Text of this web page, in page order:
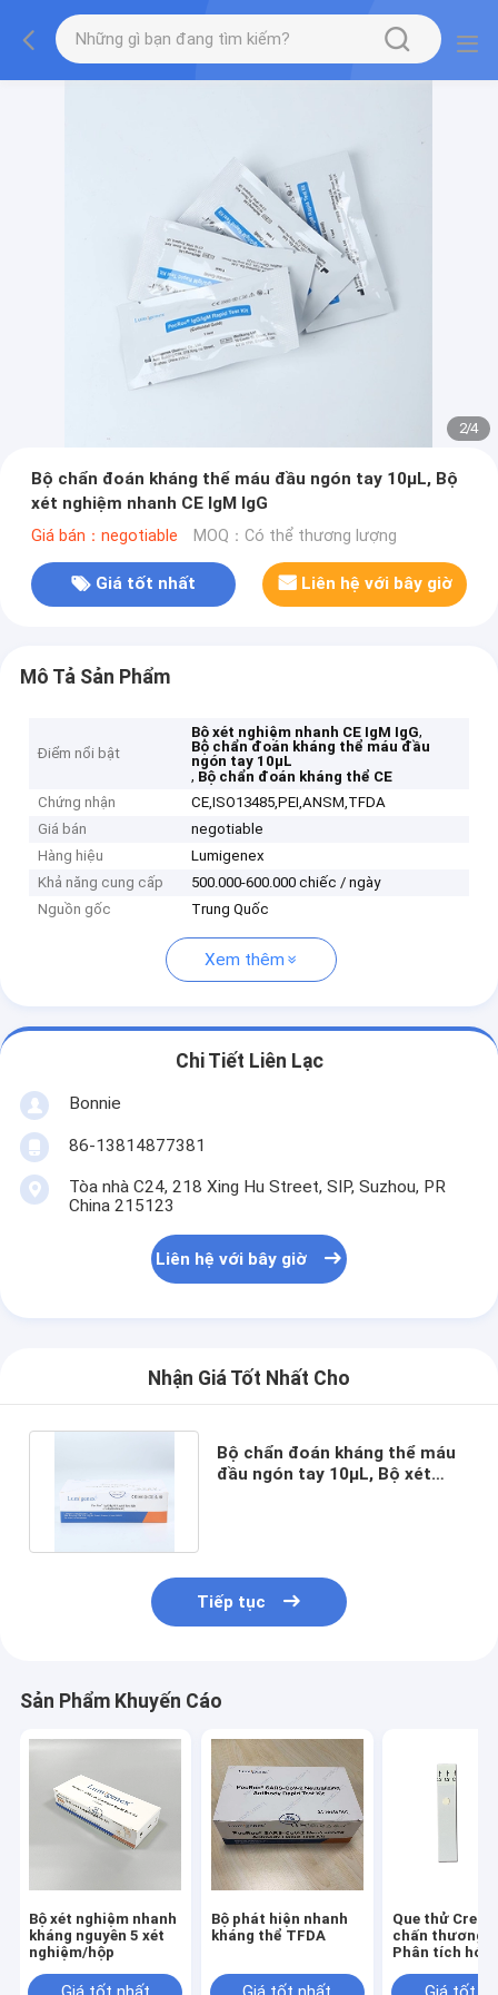
2/4
Bộ chẩn đoán kháng thể máu đầu ngón tay 10μL, Bộ
xét nghiệm nhanh CE IgM IgG
Giá bán：negotiable MOQ：Có thể thương lượng
Giá tốt nhất Liên hệ với bây giờ
Mô Tả Sản Phẩm
Điểm nổi bật
Bộ xét nghiệm nhanh CE IgM IgG,
Bộ chẩn đoán kháng thể máu đầu
ngón tay 10μL
, Bộ chẩn đoán kháng thể CE
Chứng nhận
CE,ISO13485,PEI,ANSM,TFDA
Giá bán
negotiable
Hàng hiệu
Lumigenex
Khả năng cung cấp
500.000-600.000 chiếc / ngày
Nguồn gốc
Trung Quốc
Xem thêm
Chi Tiết Liên Lạc
Bonnie
86-13814877381
Tòa nhà C24, 218 Xing Hu Street, SIP, Suzhou, PR
China 215123
Liên hệ với bây giờ
Nhận Giá Tốt Nhất Cho
Bộ chẩn đoán kháng thể máu
đầu ngón tay 10μL, Bộ xét
Tiếp tục
Sản Phẩm Khuyến Cáo
Bộ xét nghiệm nhanh
kháng nguyên 5 xét
nghiệm/hộp
Bộ phát hiện nhanh
kháng thể TFDA
Que thử
chấn thương
Phân tích hóa
axit uric